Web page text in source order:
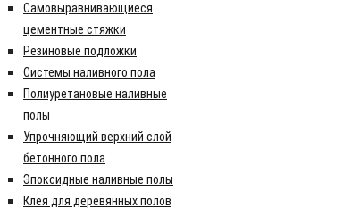
Самовыравнивающиеся
цементные стяжки
Резиновые подложки
Системы наливного пола
Полиуретановые наливные
полы
Упрочняющий верхний слой
бетонного пола
Эпоксидные наливные полы
Клея для деревянных полов